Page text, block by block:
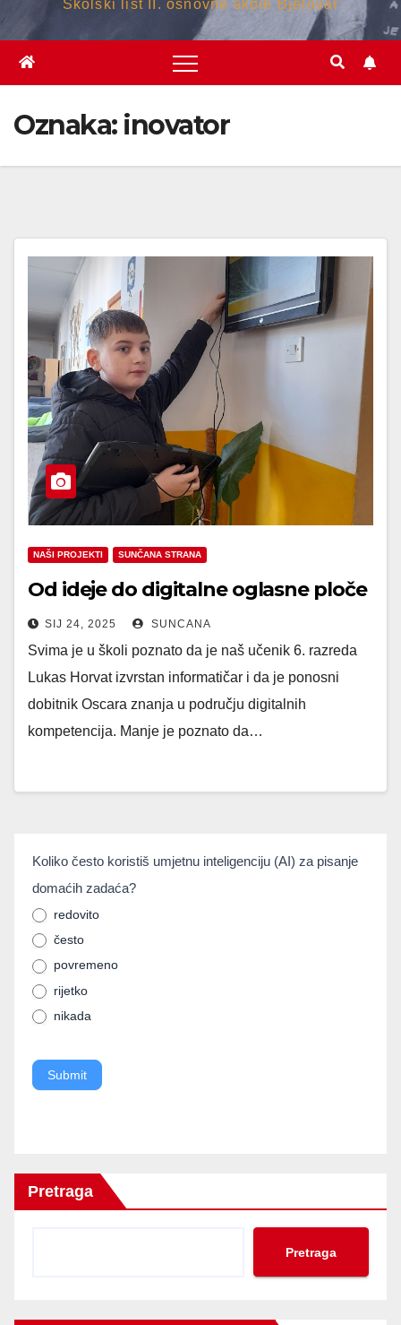
Školski list II. osnovne škole Bjelovar
Oznaka: inovator
NAŠI PROJEKTI SUNČANA STRANA
Od ideje do digitalne oglasne ploče
SIJ 24, 2025 SUNCANA
Svima je u školi poznato da je naš učenik 6. razreda
Lukas Horvat izvrstan informatičar i da je ponosni
dobitnik Oscara znanja u području digitalnih
kompetencija. Manje je poznato da…
umjetnainteligencija
Koliko često koristiš umjetnu inteligenciju (AI) za pisanje
domaćih zadaća?
redovito
često
povremeno
rijetko
nikada
Submit
If you
are
human,
leave
this
field
blank.
Pretraga
Pretraga